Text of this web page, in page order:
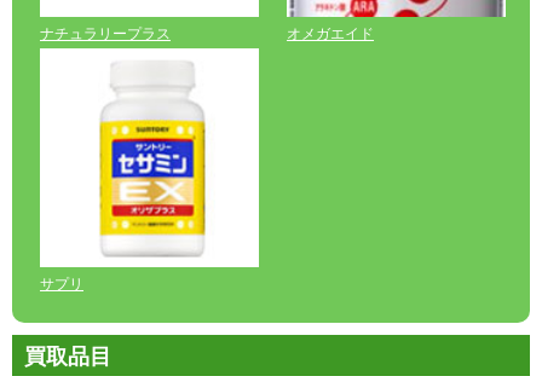
ナチュラリープラス オメガエイド
サプリ
買取品目